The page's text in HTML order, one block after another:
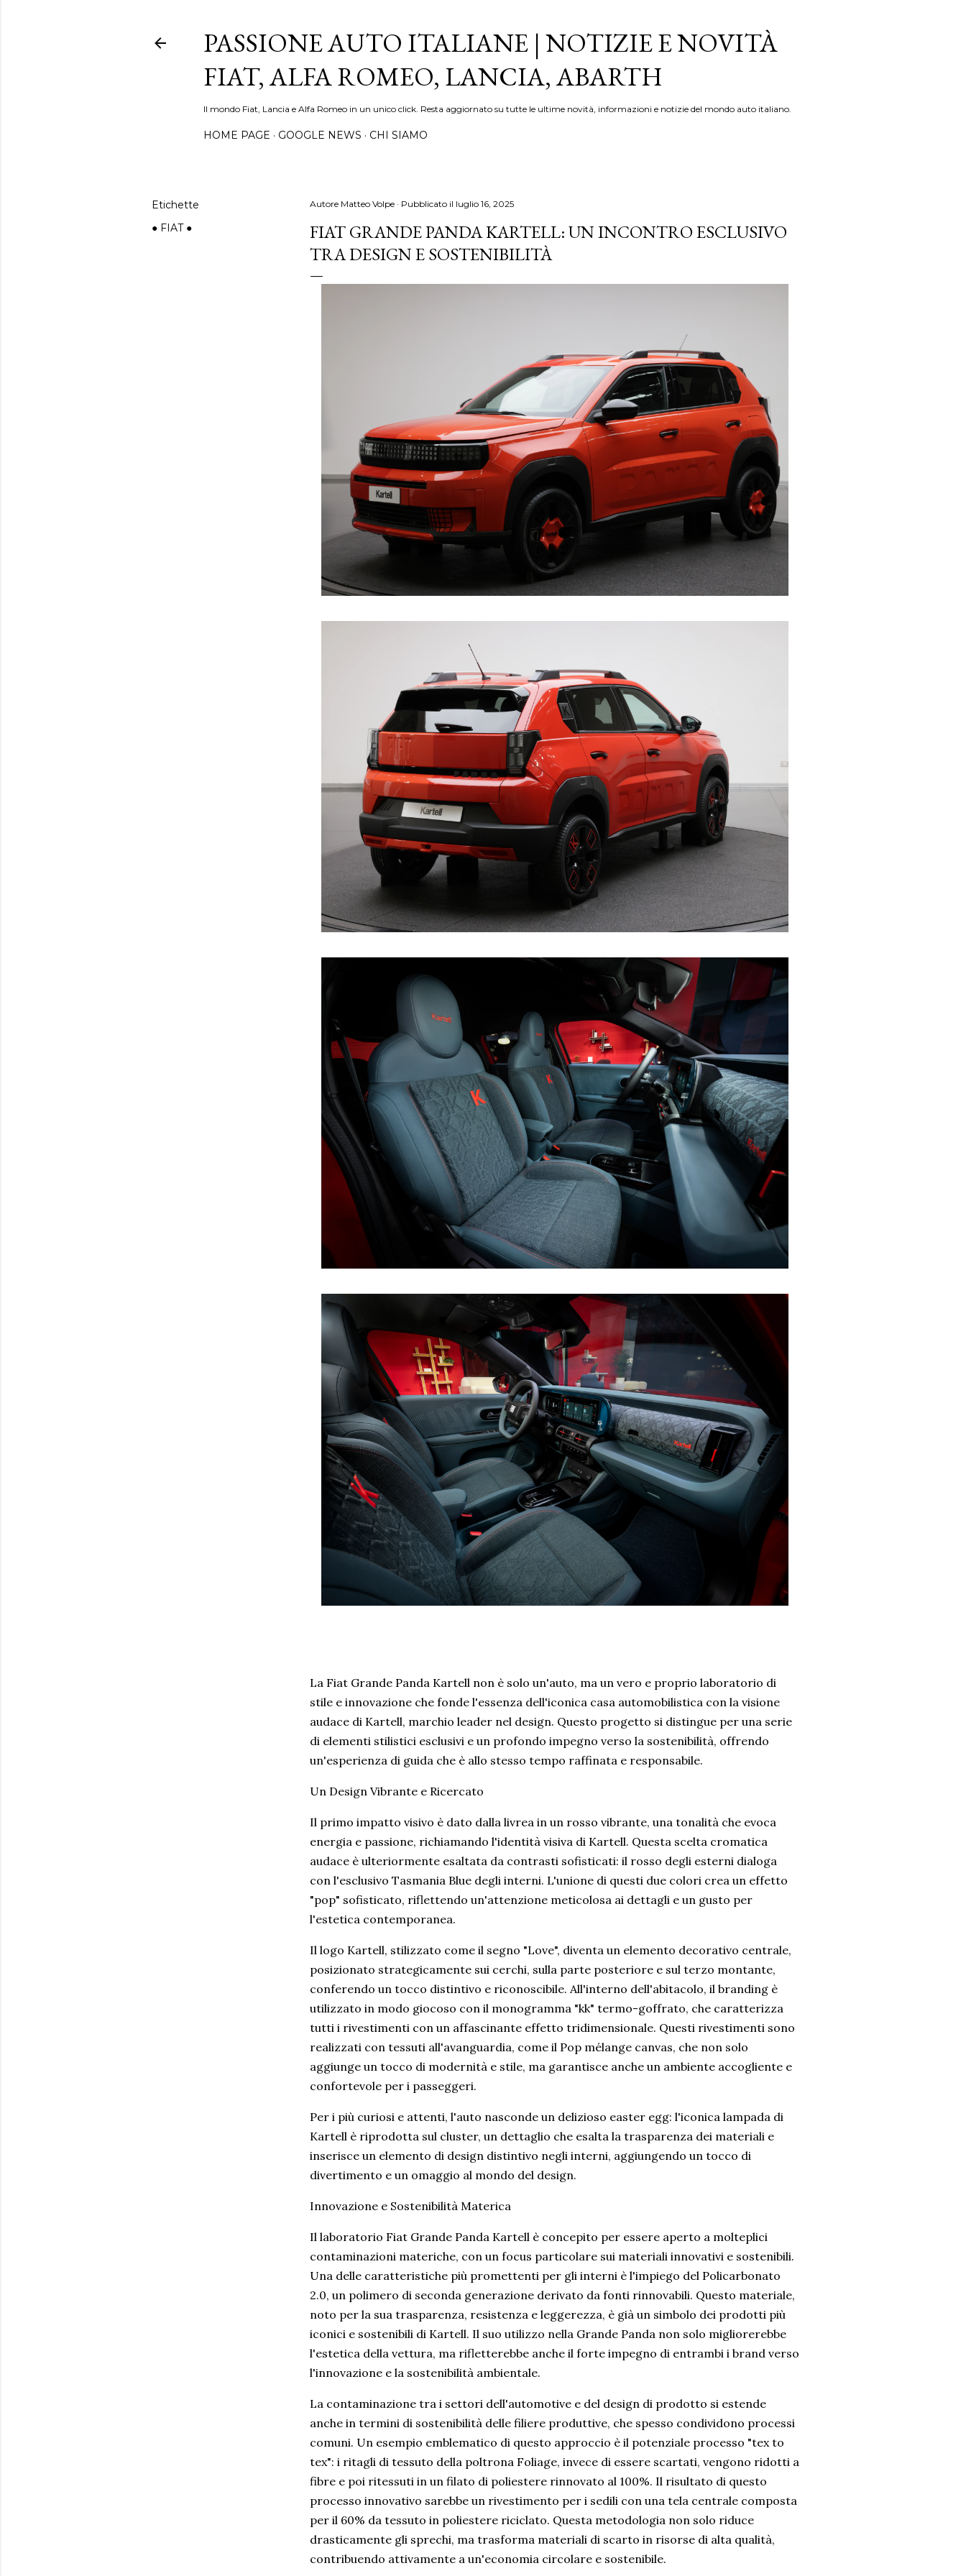
PASSIONE AUTO ITALIANE | NOTIZIE E NOVITÀ
FIAT, ALFA ROMEO, LANCIA, ABARTH
Il mondo Fiat, Lancia e Alfa Romeo in un unico click. Resta aggiornato su tutte le ultime novità, informazioni e notizie del mondo auto italiano.
HOME PAGE GOOGLE NEWS CHI SIAMO
Etichette
● FIAT ●
Autore Matteo Volpe Pubblicato il luglio 16, 2025
FIAT GRANDE PANDA KARTELL: UN INCONTRO ESCLUSIVO
TRA DESIGN E SOSTENIBILITÀ
La Fiat Grande Panda Kartell non è solo un'auto, ma un vero e proprio laboratorio di
stile e innovazione che fonde l'essenza dell'iconica casa automobilistica con la visione
audace di Kartell, marchio leader nel design. Questo progetto si distingue per una serie
di elementi stilistici esclusivi e un profondo impegno verso la sostenibilità, offrendo
un'esperienza di guida che è allo stesso tempo raffinata e responsabile.
Un Design Vibrante e Ricercato
Il primo impatto visivo è dato dalla livrea in un rosso vibrante, una tonalità che evoca
energia e passione, richiamando l'identità visiva di Kartell. Questa scelta cromatica
audace è ulteriormente esaltata da contrasti sofisticati: il rosso degli esterni dialoga
con l'esclusivo Tasmania Blue degli interni. L'unione di questi due colori crea un effetto
"pop" sofisticato, riflettendo un'attenzione meticolosa ai dettagli e un gusto per
l'estetica contemporanea.
Il logo Kartell, stilizzato come il segno "Love", diventa un elemento decorativo centrale,
posizionato strategicamente sui cerchi, sulla parte posteriore e sul terzo montante,
conferendo un tocco distintivo e riconoscibile. All'interno dell'abitacolo, il branding è
utilizzato in modo giocoso con il monogramma "kk" termo-goffrato, che caratterizza
tutti i rivestimenti con un affascinante effetto tridimensionale. Questi rivestimenti sono
realizzati con tessuti all'avanguardia, come il Pop mélange canvas, che non solo
aggiunge un tocco di modernità e stile, ma garantisce anche un ambiente accogliente e
confortevole per i passeggeri.
Per i più curiosi e attenti, l'auto nasconde un delizioso easter egg: l'iconica lampada di
Kartell è riprodotta sul cluster, un dettaglio che esalta la trasparenza dei materiali e
inserisce un elemento di design distintivo negli interni, aggiungendo un tocco di
divertimento e un omaggio al mondo del design.
Innovazione e Sostenibilità Materica
Il laboratorio Fiat Grande Panda Kartell è concepito per essere aperto a molteplici
contaminazioni materiche, con un focus particolare sui materiali innovativi e sostenibili.
Una delle caratteristiche più promettenti per gli interni è l'impiego del Policarbonato
2.0, un polimero di seconda generazione derivato da fonti rinnovabili. Questo materiale,
noto per la sua trasparenza, resistenza e leggerezza, è già un simbolo dei prodotti più
iconici e sostenibili di Kartell. Il suo utilizzo nella Grande Panda non solo migliorerebbe
l'estetica della vettura, ma rifletterebbe anche il forte impegno di entrambi i brand verso
l'innovazione e la sostenibilità ambientale.
La contaminazione tra i settori dell'automotive e del design di prodotto si estende
anche in termini di sostenibilità delle filiere produttive, che spesso condividono processi
comuni. Un esempio emblematico di questo approccio è il potenziale processo "tex to
tex": i ritagli di tessuto della poltrona Foliage, invece di essere scartati, vengono ridotti a
fibre e poi ritessuti in un filato di poliestere rinnovato al 100%. Il risultato di questo
processo innovativo sarebbe un rivestimento per i sedili con una tela centrale composta
per il 60% da tessuto in poliestere riciclato. Questa metodologia non solo riduce
drasticamente gli sprechi, ma trasforma materiali di scarto in risorse di alta qualità,
contribuendo attivamente a un'economia circolare e sostenibile.